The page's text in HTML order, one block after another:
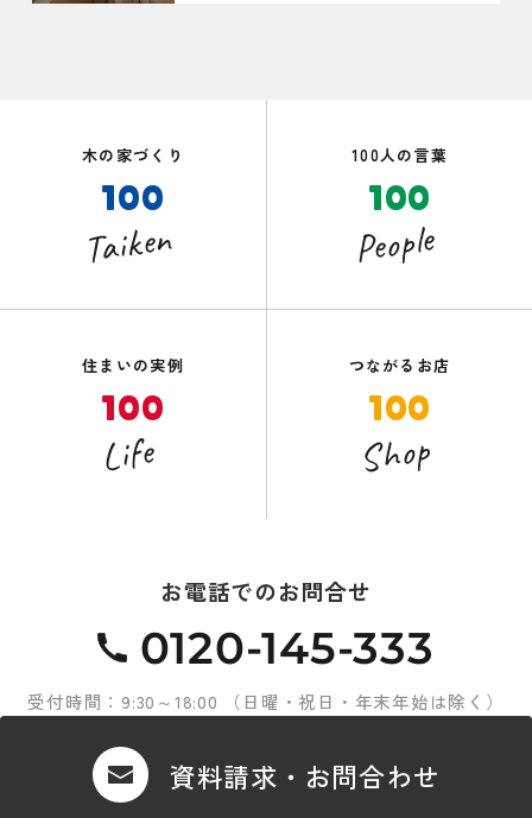
木の家づくり
100
Taiken
100人の言葉
100
People
住まいの実例
100
Life
つながるお店
100
Shop
お電話でのお問合せ
0120-145-333
受付時間：9:30～18:00 （日曜・祝日・年末年始は除く）
資料請求・お問合わせ